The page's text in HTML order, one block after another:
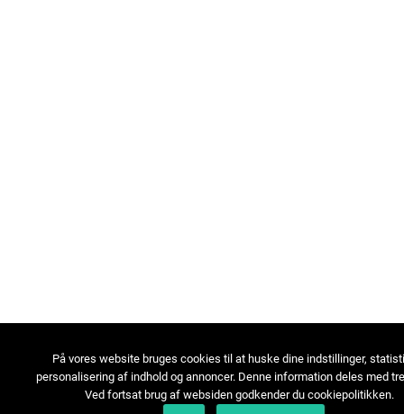
På vores website bruges cookies til at huske dine indstillinger,
personalisering af indhold og annoncer. Denne information deles med
Ved fortsat brug af websiden godkender du cookiepolitikken.